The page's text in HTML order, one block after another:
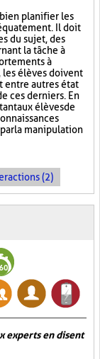
planifier les
Il doit
du sujet, des
la tâche à
à
les élèves doivent
entre autres état
ces derniers. En
aux élèves de
la manipulation
(2)
experts en disent